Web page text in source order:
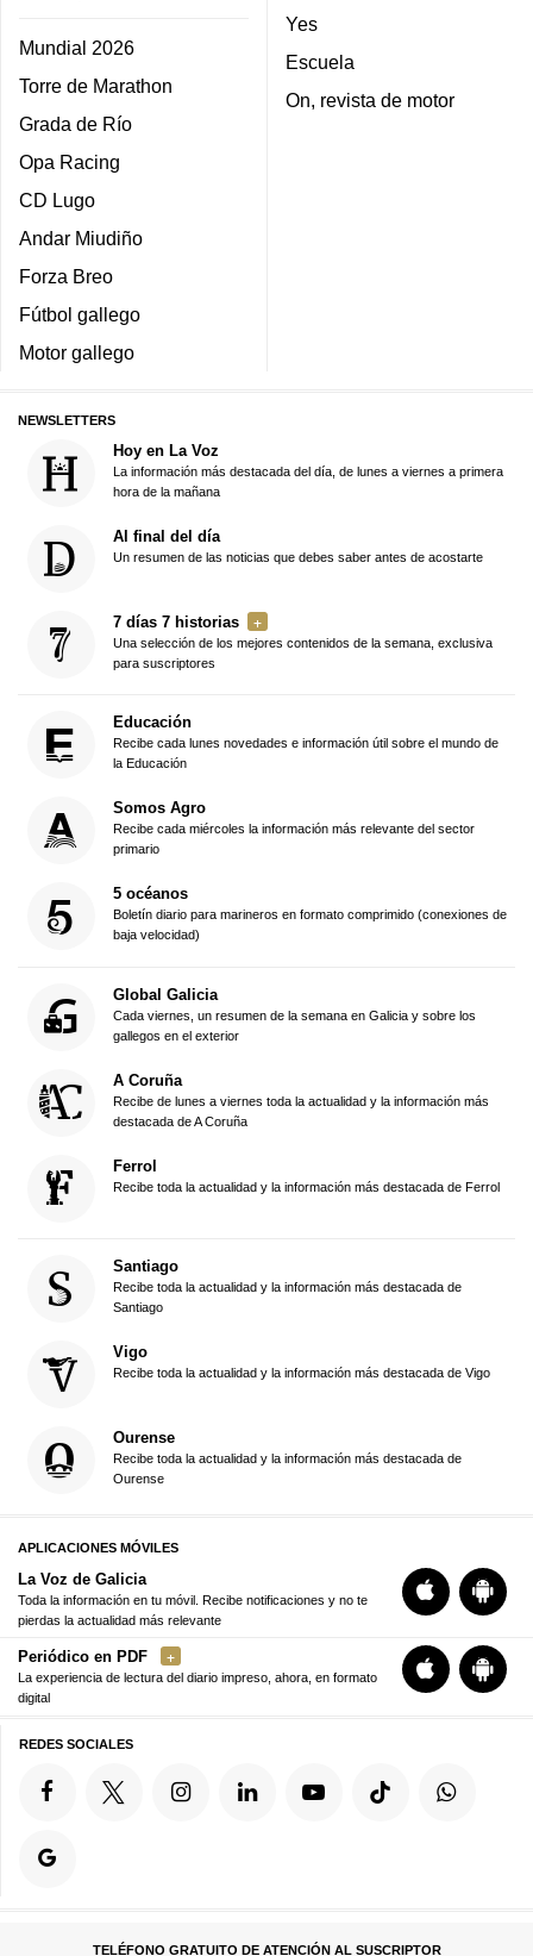
Mundial 2026
Torre de Marathon
Grada de Río
Opa Racing
CD Lugo
Andar Miudiño
Forza Breo
Fútbol gallego
Motor gallego
Yes
Escuela
On, revista de motor
NEWSLETTERS
Hoy en La Voz
La información más destacada del día, de lunes a viernes a primera
hora de la mañana
Al final del día
Un resumen de las noticias que debes saber antes de acostarte
7 días 7 historias
Una selección de los mejores contenidos de la semana, exclusiva
para suscriptores
Educación
Recibe cada lunes novedades e información útil sobre el mundo de
la Educación
Somos Agro
Recibe cada miércoles la información más relevante del sector
primario
5 océanos
Boletín diario para marineros en formato comprimido (conexiones de
baja velocidad)
Global Galicia
Cada viernes, un resumen de la semana en Galicia y sobre los
gallegos en el exterior
A Coruña
Recibe de lunes a viernes toda la actualidad y la información más
destacada de A Coruña
Ferrol
Recibe toda la actualidad y la información más destacada de Ferrol
Santiago
Recibe toda la actualidad y la información más destacada de
Santiago
Vigo
Recibe toda la actualidad y la información más destacada de Vigo
Ourense
Recibe toda la actualidad y la información más destacada de
Ourense
APLICACIONES MÓVILES
La Voz de Galicia
Toda la información en tu móvil. Recibe notificaciones y no te
pierdas la actualidad más relevante
Periódico en PDF
La experiencia de lectura del diario impreso, ahora, en formato
digital
REDES SOCIALES
TELÉFONO GRATUITO DE ATENCIÓN AL SUSCRIPTOR